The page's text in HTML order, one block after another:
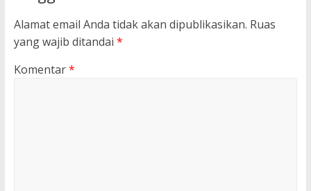
Alamat email Anda tidak akan dipublikasikan. Ruas
yang wajib ditandai *
Komentar*